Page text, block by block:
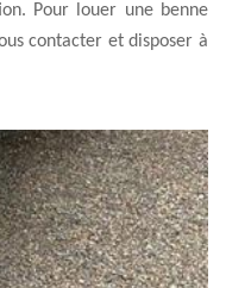
Pour louer une benne
contacter et disposer à